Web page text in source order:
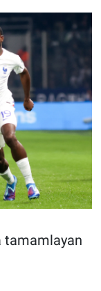
tamamlayan